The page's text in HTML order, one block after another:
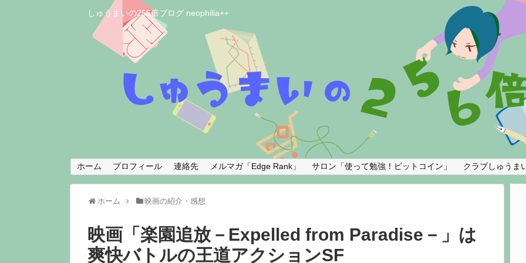
しゅうまいの256倍ブログ neophilia++
ホーム プロフィール 連絡先 メルマガ「Edge Rank」 サロン「使って勉強！ビットコイン」 クラブしゅうま
ホーム 映画の紹介・感想
映画「楽園追放－Expelled from Paradise－」は
爽快バトルの王道アクションSF